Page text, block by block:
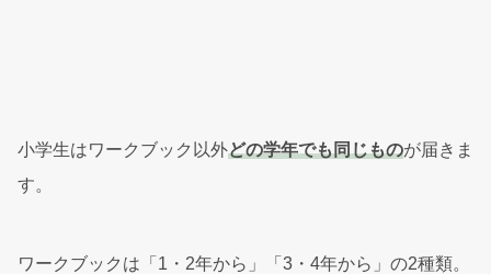
小学生はワークブック以外どの学年でも同じものが届きま
す。
ワークブックは「1・2年から」「3・4年から」の2種類。